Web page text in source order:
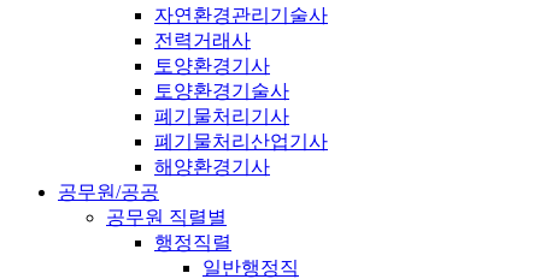
자연환경관리기술사
전력거래사
토양환경기사
토양환경기술사
폐기물처리기사
폐기물처리산업기사
해양환경기사
공무원/공공
공무원 직렬별
행정직렬
일반행정직